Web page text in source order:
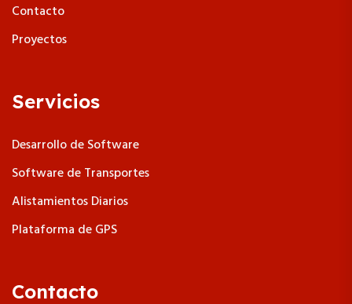
Contacto
Proyectos
Servicios
Desarrollo de Software
Software de Transportes
Alistamientos Diarios
Plataforma de GPS
Contacto